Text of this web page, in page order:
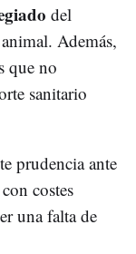
del
Además,
que no
sanitario
prudencia ante
costes
una falta de